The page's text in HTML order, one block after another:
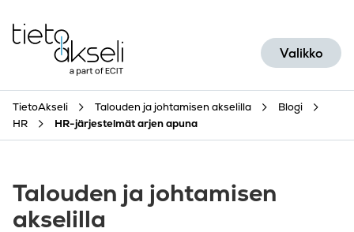
Valikko
TietoAkseli Talouden ja johtamisen akselilla
Blogi
HR
HR-järjestelmät arjen apuna
Talouden ja johtamisen
akselilla